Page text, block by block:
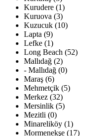
Kurudere (1)
Kuruova (3)
Kuzucuk (10)
Lapta (9)
Lefke (1)
Long Beach (52)
Mallıdağ (2)
- Mallıdağ (0)
Maraş (6)
Mehmetçik (5)
Merkez (32)
Mersinlik (5)
Mezitli (0)
Minareliköy (1)
Mormenekşe (17)